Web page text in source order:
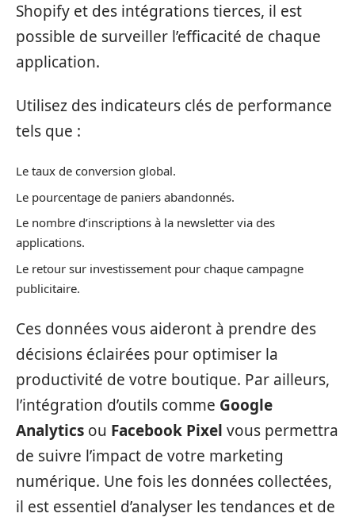
Shopify et des intégrations tierces, il est
possible de surveiller l’efficacité de chaque
application.
Utilisez des indicateurs clés de performance
tels que :
Le taux de conversion global.
Le pourcentage de paniers abandonnés.
Le nombre d’inscriptions à la newsletter via des
applications.
Le retour sur investissement pour chaque campagne
publicitaire.
Ces données vous aideront à prendre des
décisions éclairées pour optimiser la
productivité de votre boutique. Par ailleurs,
l’intégration d’outils comme Google
Analytics ou Facebook Pixel vous permettra
de suivre l’impact de votre marketing
numérique. Une fois les données collectées,
il est essentiel d’analyser les tendances et de